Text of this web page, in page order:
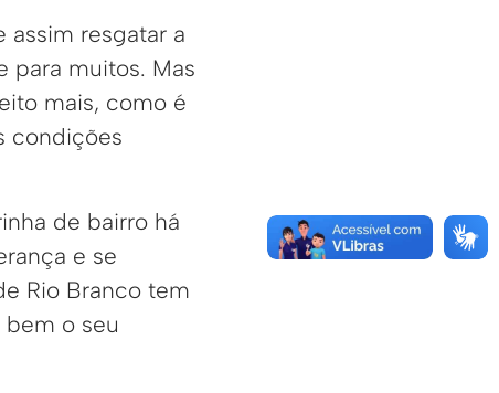
assim resgatar a
para muitos. Mas
mais, como é
condições
de bairro há
e se
Rio Branco tem
o seu